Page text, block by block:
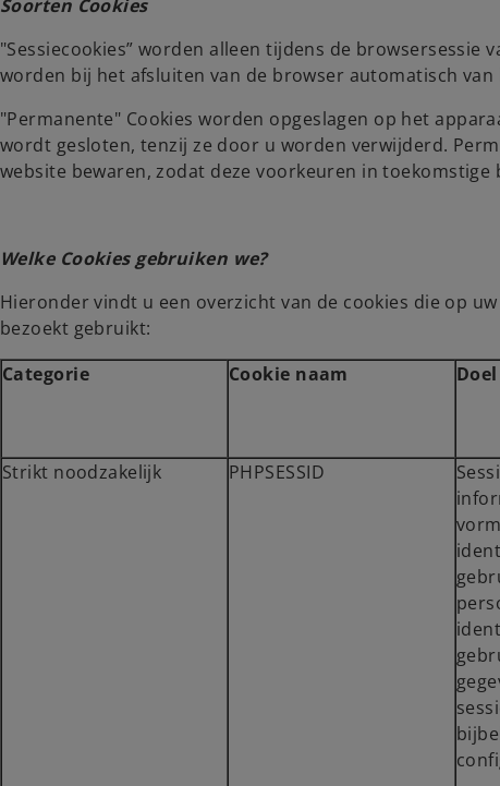
i
n
n
e
w
b
i
n
n
e
w
Soorten Cookies
"Sessiecookies” worden alleen tijdens de browsersessie
worden bij het afsluiten van de browser automatisch
"Permanente" Cookies worden opgeslagen op het
wordt gesloten, tenzij ze door u worden verwijderd.
website bewaren, zodat deze voorkeuren in
Welke Cookies gebruiken we?
Hieronder vindt u een overzicht van de cookies die op
bezoekt gebruikt:
Categorie
Cookie naam
Strikt noodzakelijk
PHPSESSID